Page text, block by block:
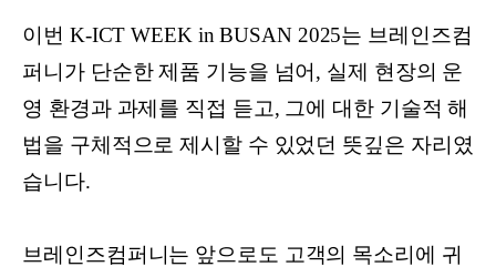
이번 K-ICT WEEK in BUSAN 2025는 브레인즈컴
퍼니가 단순한 제품 기능을 넘어, 실제 현장의 운
영 환경과 과제를 직접 듣고, 그에 대한 기술적 해
법을 구체적으로 제시할 수 있었던 뜻깊은 자리였
습니다.
브레인즈컴퍼니는 앞으로도 고객의 목소리에 귀